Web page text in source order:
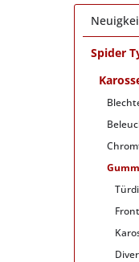
Spider